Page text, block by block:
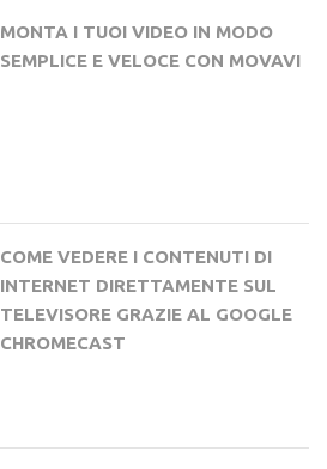
MONTA I TUOI VIDEO IN MODO
SEMPLICE E VELOCE CON MOVAVI
COME VEDERE I CONTENUTI DI
INTERNET DIRETTAMENTE SUL
TELEVISORE GRAZIE AL GOOGLE
CHROMECAST